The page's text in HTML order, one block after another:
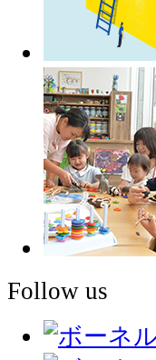
Follow us